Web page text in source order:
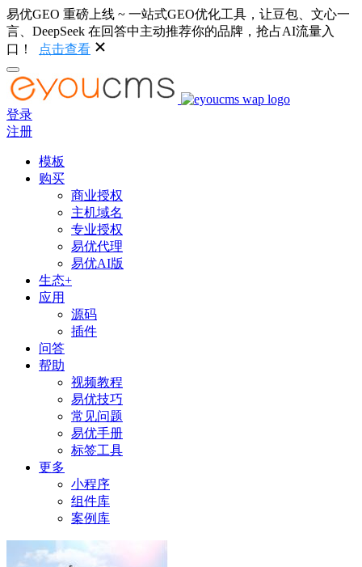
易优GEO 重磅上线 ~ 一站式GEO优化工具，让豆包、文心一
言、DeepSeek 在回答中主动推荐你的品牌，抢占AI流量入
口！
点击查看
登录
注册
模板
购买
商业授权
主机域名
专业授权
易优代理
易优AI版
生态+
应用
源码
插件
问答
帮助
视频教程
易优技巧
常见问题
易优手册
标签工具
更多
小程序
组件库
案例库